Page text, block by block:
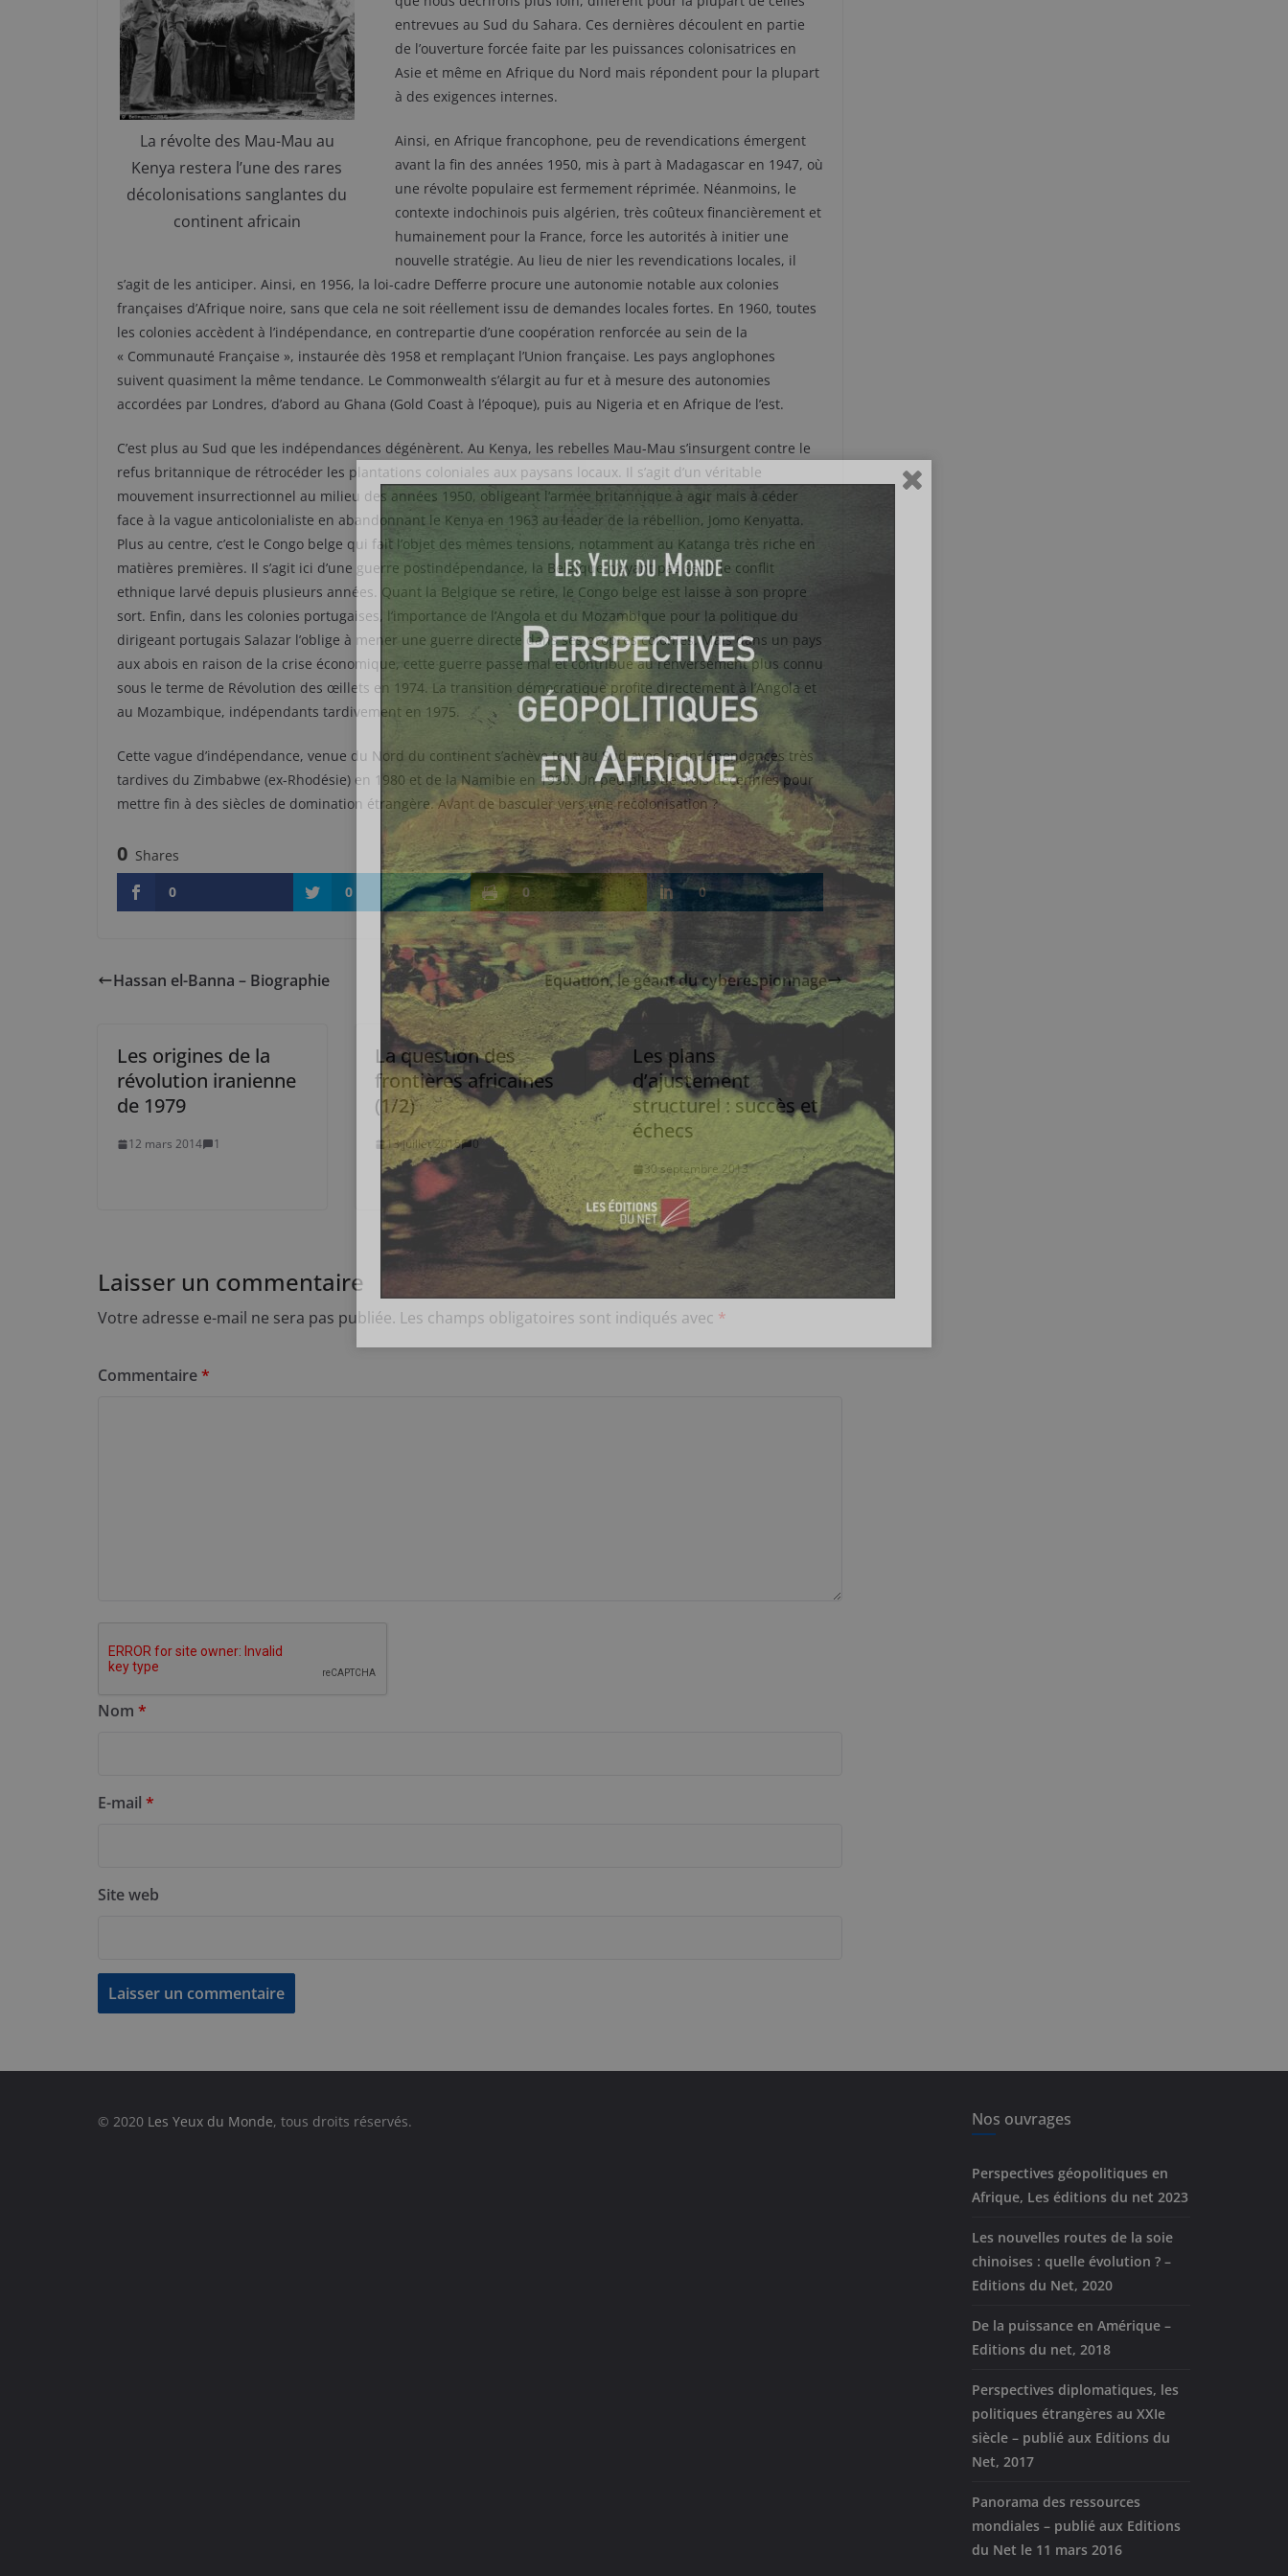
La révolte des Mau-Mau au
Kenya restera l’une des rares
décolonisations sanglantes du
continent africain
entrevues au Sud du Sahara. Ces dernières découlent en partie
de l’ouverture forcée faite par les puissances colonisatrices en
Asie et même en Afrique du Nord mais répondent pour la plupart
à des exigences internes.
Ainsi, en Afrique francophone, peu de revendications émergent
avant la fin des années 1950, mis à part à Madagascar en 1947, où
une révolte populaire est fermement réprimée. Néanmoins, le
contexte indochinois puis algérien, très coûteux financièrement et
humainement pour la France, force les autorités à initier une
nouvelle stratégie. Au lieu de nier les revendications locales, il
s’agit de les anticiper. Ainsi, en 1956, la loi-cadre Defferre procure une autonomie notable aux colonies
françaises d’Afrique noire, sans que cela ne soit réellement issu de demandes locales fortes. En 1960, toutes
les colonies accèdent à l’indépendance, en contrepartie d’une coopération renforcée au sein de la
« Communauté Française », instaurée dès 1958 et remplaçant l’Union française. Les pays anglophones
suivent quasiment la même tendance. Le Commonwealth s’élargit au fur et à mesure des autonomies
accordées par Londres, d’abord au Ghana (Gold Coast à l’époque), puis au Nigeria et en Afrique de l’est.
C’est plus au Sud que les indépendances dégénèrent. Au Kenya, les rebelles Mau-Mau s’insurgent contre le
refus britannique de rétrocéder les plantations coloniales aux paysans locaux. Il s’agit d’un véritable
mouvement insurrectionnel au milieu des années 1950, obligeant l’armée britannique à agir mais à céder
face à la vague anticolonialiste en abandonnant le Kenya en 1963 au leader de la rébellion, Jomo Kenyatta.
Plus au centre, c’est le Congo belge qui fait l’objet des mêmes tensions, notamment au Katanga très riche en
matières premières. Il s’agit ici d’une guerre postindépendance, la Belgique n’ayant pas senti le conflit
ethnique larvé depuis plusieurs années. Quant la Belgique se retire, le Congo belge est laisse à son propre
sort. Enfin, dans les colonies portugaises, l’importance de l’Angola et du Mozambique pour la politique du
dirigeant portugais Salazar l’oblige à mener une guerre directe dans ses propres colonies. Mais dans un pays
aux abois en raison de la crise économique, cette guerre passe mal et contribue au renversement plus connu
sous le terme de Révolution des œillets en 1974. La transition démocratique profite directement à l’Angola et
au Mozambique, indépendants tardivement en 1975.
Cette vague d’indépendance, venue du Nord du continent s’achève tout au Sud avec les indépendances très
tardives du Zimbabwe (ex-Rhodésie) en 1980 et de la Namibie en 1990. Un peu plus de trois décennies pour
mettre fin à des siècles de domination étrangère. Avant de basculer vers une recolonisation ?
0 Shares
0
0 0 0
Hassan el-Banna – Biographie Equation, le géant du cyberespionnage
Les origines de la
révolution iranienne
de 1979
12 mars 2014 1
La question des
frontières africaines
(1/2)
13 juillet 2015 0
Les plans
d’ajustement
structurel : succès et
échecs
30 septembre 2013
Laisser un commentaire
Votre adresse e-mail ne sera pas publiée. Les champs obligatoires sont indiqués avec *
Commentaire*
Nom *
E-mail *
Site web
© 2020 Les Yeux du Monde, tous droits réservés. Nos ouvrages
Perspectives géopolitiques en
Afrique, Les éditions du net 2023
Les nouvelles routes de la soie
chinoises : quelle évolution ? –
Editions du Net, 2020
De la puissance en Amérique –
Editions du net, 2018
Perspectives diplomatiques, les
politiques étrangères au XXIe
siècle – publié aux Editions du
Net, 2017
Panorama des ressources
mondiales – publié aux Editions
du Net le 11 mars 2016